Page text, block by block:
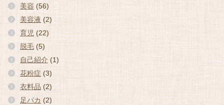
美容 (56)
美容液 (2)
育児 (22)
脱毛 (5)
自己紹介 (1)
花粉症 (3)
衣料品 (2)
足パカ (2)